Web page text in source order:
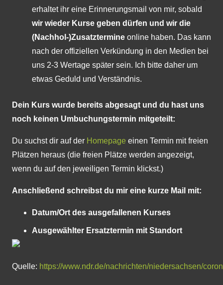
erhaltet ihr eine Erinnerungsmail von mir, sobald
wir wieder Kurse geben dürfen und wir die
(Nachhol-)Zusatztermine online haben. Das kann
nach der offiziellen Verkündung in den Medien bei
uns 2-3 Wertage später sein. Ich bitte daher um
etwas Geduld und Verständnis.
Dein Kurs wurde bereits abgesagt und du hast uns
noch keinen Umbuchungstermin mitgeteilt:
Du suchst dir auf der Homepage einen Termin mit freien
Plätzen heraus (die freien Plätze werden angezeigt,
wenn du auf den jeweiligen Termin klickst.)
Anschließend schreibst du mir eine kurze Mail mit:
Datum/Ort des ausgefallenen Kurses
Ausgewählter Ersatztermin mit Standort
Quelle: https://www.ndr.de/nachrichten/niedersachsen/